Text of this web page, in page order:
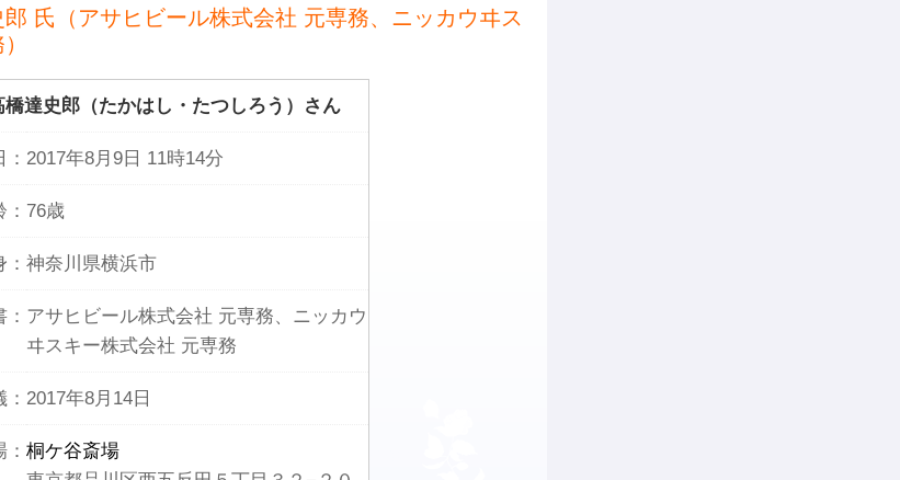
郎 氏（アサヒビール株式会社 元専務、ニッカウヰス
橋達史郎（たかはし・たつしろう）さん
2017年8月9日 11時14分
76歳
神奈川県横浜市
アサヒビール株式会社 元専務、ニッカウ
ヰスキー株式会社 元専務
2017年8月14日
桐ケ谷斎場